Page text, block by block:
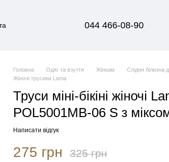
044 466-08-90
Головна Одяг та взуття Жінкам Спідня білизна
Жіночі трусики Lama
Труси міні-бікіні жіночі
POL5001MB-06 S з
Написати відгук
275 грн 325 грн